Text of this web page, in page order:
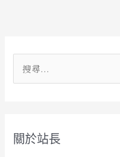
字
關於站長